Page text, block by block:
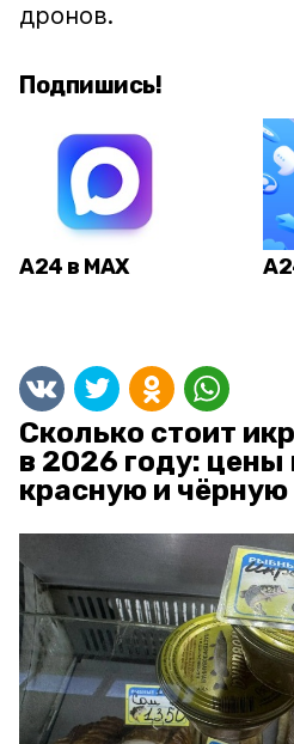
дронов.
Подпишись!
А24 в MAX
Сколько стоит
в 2026 году:
красную и чёрную